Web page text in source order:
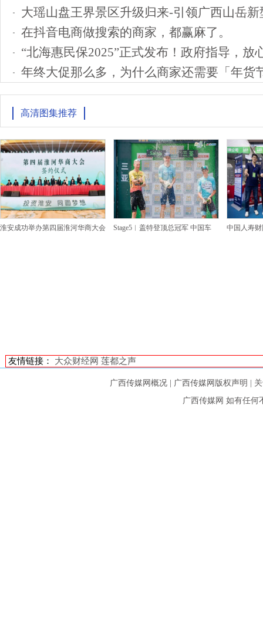
大瑶山盘王界景区升级归来-引领广西山岳
在抖音电商做搜索的商家，都赢麻了。
“北海惠民保2025”正式发布！政府指导，放
年终大促那么多，为什么商家还需要「年货
高清图集推荐
淮安成功举办第四届淮河华商大会 Stage5︱盖特登顶总冠军 中国车 中国人寿
友情链接： 大众财经网 莲都之声
广西传媒网概况 广西传媒网版权声明
广西传媒网 如有任何